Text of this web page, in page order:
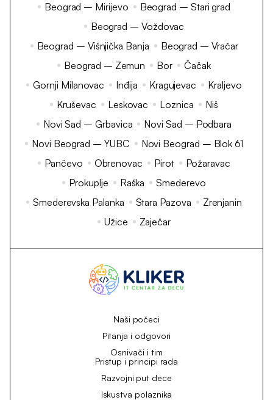
Beograd – Mirijevo
Beograd – Stari grad
Beograd – Voždovac
Beograd – Višnjička Banja
Beograd – Vračar
Beograd – Zemun
Bor
Čačak
Gornji Milanovac
Inđija Kragujevac
Kraljevo
Kruševac
Leskovac Loznica
Niš
Novi Sad – Grbavica
Novi Sad – Podbara
Novi Beograd – YUBC
Novi Beograd – Blok 61
Pančevo
Obrenovac Pirot
Požaravac
Prokuplje
Raška
Smederevo
Smederevska Palanka
Stara Pazova
Zrenjanin
Užice
Zaječar
Naši počeci
Pitanja i odgovori
Osnivači i tim
Pristup i principi rada
Razvojni put dece
Iskustva polaznika